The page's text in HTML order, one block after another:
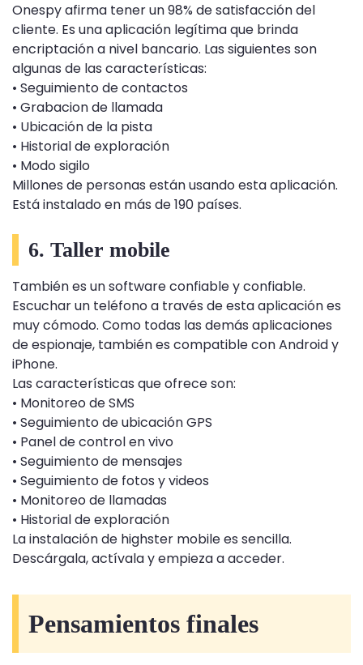
Onespy afirma tener un 98% de satisfacción del
cliente. Es una aplicación legítima que brinda
encriptación a nivel bancario. Las siguientes son
algunas de las características:
• Seguimiento de contactos
• Grabacion de llamada
• Ubicación de la pista
• Historial de exploración
• Modo sigilo
Millones de personas están usando esta aplicación.
Está instalado en más de 190 países.
6. Taller mobile
También es un software confiable y confiable.
Escuchar un teléfono a través de esta aplicación es
muy cómodo. Como todas las demás aplicaciones
de espionaje, también es compatible con Android y
iPhone.
Las características que ofrece son:
• Monitoreo de SMS
• Seguimiento de ubicación GPS
• Panel de control en vivo
• Seguimiento de mensajes
• Seguimiento de fotos y videos
• Monitoreo de llamadas
• Historial de exploración
La instalación de highster mobile es sencilla.
Descárgala, actívala y empieza a acceder.
Pensamientos finales